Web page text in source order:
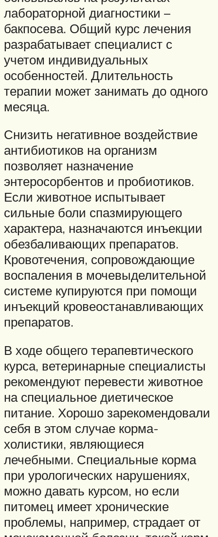
лабораторной диагностики –
бакпосева. Общий курс лечения
разрабатывает специалист с
учетом индивидуальных
особенностей. Длительность
терапии может занимать до одного
месяца.
Снизить негативное воздействие
антибиотиков на организм
позволяет назначение
энтеросорбентов и пробиотиков.
Если животное испытывает
сильные боли спазмирующего
характера, назначаются инъекции
обезбаливающих препаратов.
Кровотечения, сопровождающие
воспаления в мочевыделительной
системе купируются при помощи
инъекций кровеостанавливающих
препаратов.
В ходе общего терапевтического
курса, ветеринарные специалисты
рекомендуют перевести животное
на специальное диетическое
питание. Хорошо зарекомендовали
себя в этом случае корма-
холистики, являющиеся
лечебными. Специальные корма
при урологических нарушениях,
можно давать курсом, но если
питомец имеет хронические
проблемы, например, страдает от